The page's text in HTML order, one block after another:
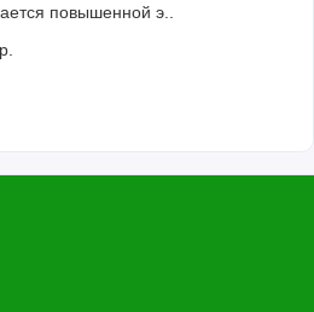
повышенной э..